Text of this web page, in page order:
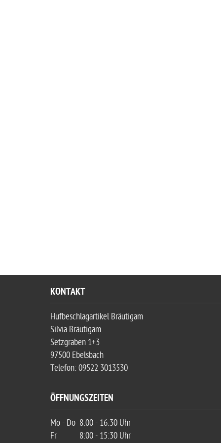
KONTAKT
Hufbeschlagartikel Bräutigam
Silvia Bräutigam
Setzgraben 1+3
97500 Ebelsbach
Telefon: 09522 3013530
ÖFFNUNGSZEITEN
Mo - Do 8:00 - 16:30 Uhr
Fr
8:00 - 15:30 Uhr